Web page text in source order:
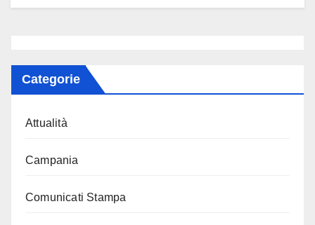
Categorie
Attualità
Campania
Comunicati Stampa